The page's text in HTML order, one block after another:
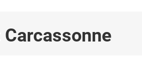
Carcassonne